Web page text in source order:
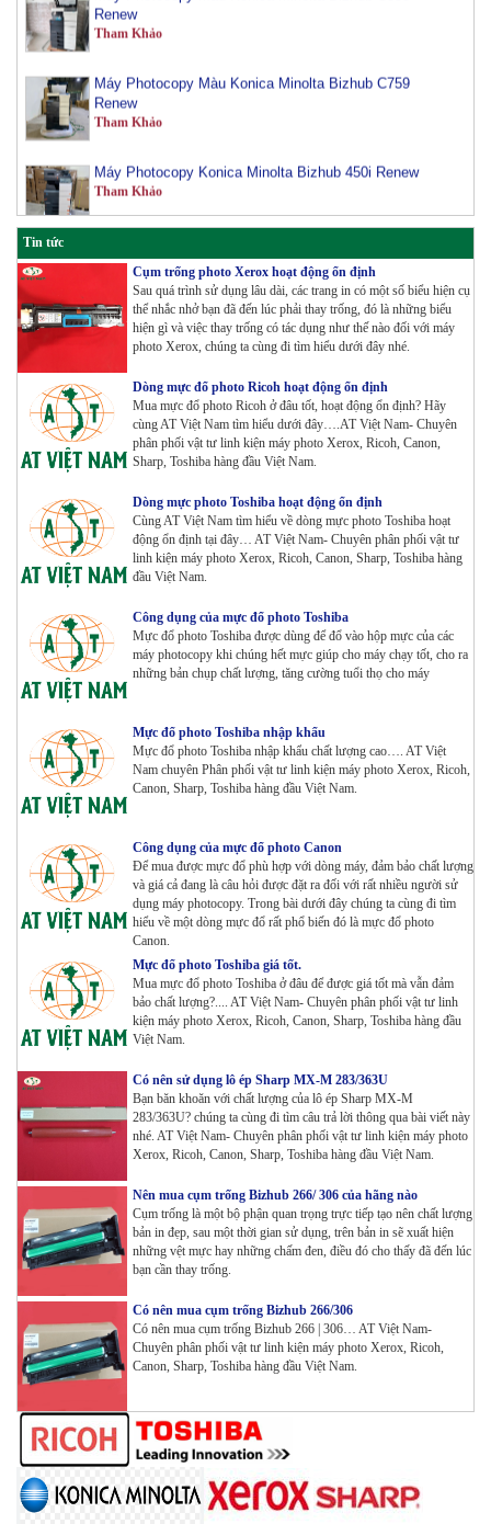
Tham Khảo
Renew
Tham Khảo
Tham Khảo
Tham Khảo
Máy Photocopy Konica Minolta Bizhub 360i Renew
Tham Khảo
Máy Photocopy màu Toshiba E-Studio 4515AC Renew
Tham Khảo
Máy Photocopy màu Toshiba E-Studio 5015AC Renew
Tham Khảo
Máy Photocopy KONICA MINOLTA Bizhub 367 Renew
Tham Khảo
6110 | C1100 _Bộ 4 màu _ Trọng lượng 1645g ZIN
HÃNG_ USA
Tham Khảo
Tham Khảo
Máy photocopy Ricoh IM 7000
Tham Khảo
Máy in Laser Đơn năng G&G P2022W_in Wifi
Tham Khảo
Máy in Laser Đơn năng G&G GP4200DW in Đảo mặt ,
Wifi
Tham Khảo
Máy in Laser Đơn năng G&G GP3300DW in Đảo mặt ,
Wifi
Tham Khảo
Copy , Wifi , Lan
Tham Khảo
3554 | 3055 | 3555 | 4054 | 5054 | 6054 | 4055 | 5055 |
6055 | IM 2500 | IM 3000 | IM 3500 | IM 4000 | IM
5000 | IM 6000_ MP3554_700G_BIASDO
Mực in HP LaserJet Enterprise M610dn | M611dn |
Tin tức
Cụm trống photo Xerox hoạt động ổn định
Sau quá trình sử dụng lâu dài, các trang in có một số biểu hiện cụ
thể nhắc nhở bạn đã đến lúc phải thay trống, đó là những biểu
hiện gì và việc thay trống có tác dụng như thế nào đối với máy
photo Xerox, chúng ta cùng đi tìm hiểu dưới đây nhé.
Dòng mực đổ photo Ricoh hoạt động ổn định
Mua mực đổ photo Ricoh ở đâu tốt, hoạt động ổn định? Hãy
cùng AT Việt Nam tìm hiểu dưới đây….AT Việt Nam- Chuyên
phân phối vật tư linh kiện máy photo Xerox, Ricoh, Canon,
Sharp, Toshiba hàng đầu Việt Nam.
Dòng mực photo Toshiba hoạt động ổn định
Cùng AT Việt Nam tìm hiểu về dòng mực photo Toshiba hoạt
động ổn định tại đây… AT Việt Nam- Chuyên phân phối vật tư
linh kiện máy photo Xerox, Ricoh, Canon, Sharp, Toshiba hàng
đầu Việt Nam.
Công dụng của mực đổ photo Toshiba
Mực đổ photo Toshiba được dùng để đổ vào hộp mực của các
máy photocopy khi chúng hết mực giúp cho máy chạy tốt, cho ra
những bản chụp chất lượng, tăng cường tuổi thọ cho máy
Mực đổ photo Toshiba nhập khẩu
Mực đổ photo Toshiba nhập khẩu chất lượng cao…. AT Việt
Nam chuyên Phân phối vật tư linh kiện máy photo Xerox, Ricoh,
Canon, Sharp, Toshiba hàng đầu Việt Nam.
Công dụng của mực đổ photo Canon
Để mua được mực đổ phù hợp với dòng máy, đảm bảo chất lượng
và giá cả đang là câu hỏi được đặt ra đối với rất nhiều người sử
dụng máy photocopy. Trong bài dưới đây chúng ta cùng đi tìm
hiểu về một dòng mực đổ rất phổ biến đó là mực đổ photo
Canon.
Mực đổ photo Toshiba giá tốt.
Mua mực đổ photo Toshiba ở đâu để được giá tốt mà vẫn đảm
bảo chất lượng?.... AT Việt Nam- Chuyên phân phối vật tư linh
kiện máy photo Xerox, Ricoh, Canon, Sharp, Toshiba hàng đầu
Việt Nam.
Có nên sử dụng lô ép Sharp MX-M 283/363U
Bạn băn khoăn với chất lượng của lô ép Sharp MX-M
283/363U? chúng ta cùng đi tìm câu trả lời thông qua bài viết này
nhé. AT Việt Nam- Chuyên phân phối vật tư linh kiện máy photo
Xerox, Ricoh, Canon, Sharp, Toshiba hàng đầu Việt Nam.
Nên mua cụm trống Bizhub 266/ 306 của hãng nào
Cụm trống là một bộ phận quan trọng trực tiếp tạo nên chất lượng
bản in đẹp, sau một thời gian sử dụng, trên bản in sẽ xuất hiện
những vệt mực hay những chấm đen, điều đó cho thấy đã đến lúc
bạn cần thay trống.
Có nên mua cụm trống Bizhub 266/306
Có nên mua cụm trống Bizhub 266 | 306… AT Việt Nam-
Chuyên phân phối vật tư linh kiện máy photo Xerox, Ricoh,
Canon, Sharp, Toshiba hàng đầu Việt Nam.